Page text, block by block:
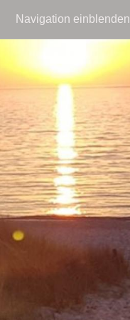
Navigation einblenden